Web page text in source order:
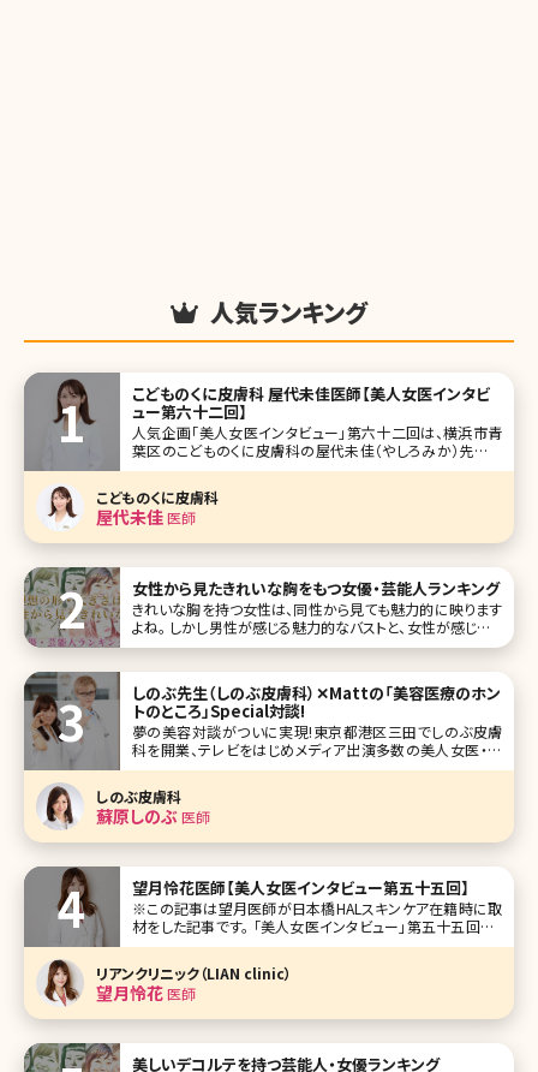
人気ランキング
こどものくに皮膚科 屋代未佳医師【美人女医インタビ
ュー第六十二回】
人気企画「美人女医インタビュー」第六十二回は、横浜市青
葉区のこどものくに皮膚科の屋代未佳（やしろみか）先生で
す。 2000年開院の「こどものくに皮膚科」は、地域に密着した
診療で長年多くの患者さんに愛されてきました。皮膚科専門
医で、美肌が印象的な屋代先生は、幼少期にアトピー性皮膚
炎や肌荒れに悩
こどものくに皮膚科
屋代未佳医師
女性から見たきれいな胸をもつ女優・芸能人ランキング
きれいな胸を持つ女性は、同性から見ても魅力的に映ります
よね。 しかし男性が感じる魅力的なバストと、女性が感じるき
れいな胸は異なります。 今回は女性から見て美しいと感じる
しのぶ先生（しのぶ皮膚科）✕Mattの「美容医療のホン
トのところ」Special対談!
夢の美容対談がついに実現!東京都港区三田でしのぶ皮膚
科を開業、テレビをはじめメディア出演多数の美人女医・蘇
原しのぶ先生と『踊る！さんま御殿!!』『行列のできる法律の相
談所』などの出演で話題、モデル・アーティストのMatt氏が美
容について縦横無尽に語り尽くします! ブレイク前からしのぶ
皮膚科で
しのぶ皮膚科
蘇原しのぶ医師
望月怜花医師【美人女医インタビュー第五十五回】
※この記事は望月医師が日本橋HALスキンケア在籍時に取
材をした記事です。 「美人女医インタビュー」第五十五回は、
東京人形町駅からすぐの日本橋HALスキンケアの望月怜花
（もちづき れいか）先生です。 日本橋HALスキンケアは、歯科
クリニック経営の医療法人が母体で、その美容皮膚科部門と
して開院されま
リアンクリニック（LIAN clinic）
望月怜花医師
美しいデコルテを持つ芸能人・女優ランキング